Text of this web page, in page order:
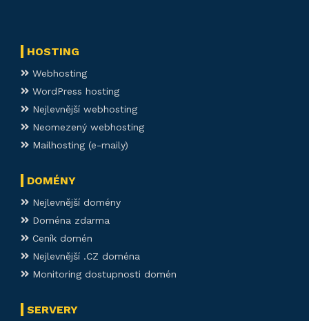
HOSTING
Webhosting
WordPress hosting
Nejlevnější webhosting
Neomezený webhosting
Mailhosting (e-maily)
DOMÉNY
Nejlevnější domény
Doména zdarma
Ceník domén
Nejlevnější .CZ doména
Monitoring dostupnosti domén
SERVERY